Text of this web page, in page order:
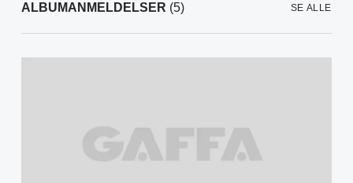
ALBUMANMELDELSER (5) SE ALLE